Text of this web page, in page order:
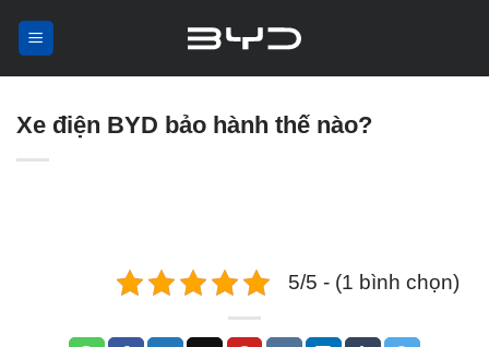
Xe điện BYD bảo hành thế nào?
5/5 - (1 bình chọn)